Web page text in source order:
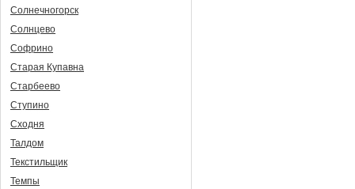
Солнечногорск
Солнцево
Софрино
Старая Купавна
Старбеево
Ступино
Сходня
Талдом
Текстильщик
Темпы